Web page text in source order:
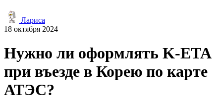
Лариса
18 октября 2024
Нужно ли оформлять K-ETA
при въезде в Корею по карте
АТЭС?